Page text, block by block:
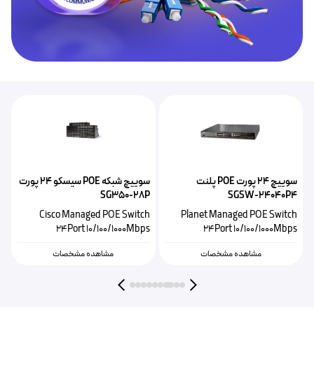
سوییچ ۲۴ پورت POE پلنت
SGSW-24040P4
Planet Managed POE Switch
24Port 10/100/1000Mbps
مشاهده مشخصات
سوییچ شبکه POE سیسکو ۲۴ پورت
SG350-28P
Cisco Managed POE Switch
24Port 10/100/1000Mbps
مشاهده مشخصات